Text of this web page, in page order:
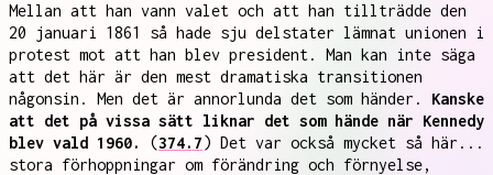
Mellan att han vann valet och att han tillträdde den
20 januari 1861 så hade sju delstater lämnat unionen i
protest mot att han blev president. Man kan inte säga
att det här är den mest dramatiska transitionen
någonsin. Men det är annorlunda det som händer. Kanske
att det på vissa sätt liknar det som hände när Kennedy
blev vald 1960.
(374.7) Det var också mycket så här...
stora förhoppningar om förändring och förnyelse,